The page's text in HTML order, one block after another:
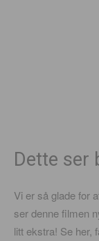
Dette ser
Vi er så glade for
ser denne filmen
litt ekstra! Se her,